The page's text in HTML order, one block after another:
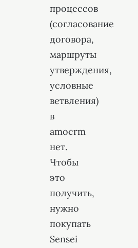
процессов
(согласование
договора,
маршруты
утверждения,
условные
ветвления)
в
amocrm
нет.
Чтобы
это
получить,
нужно
покупать
Sensei